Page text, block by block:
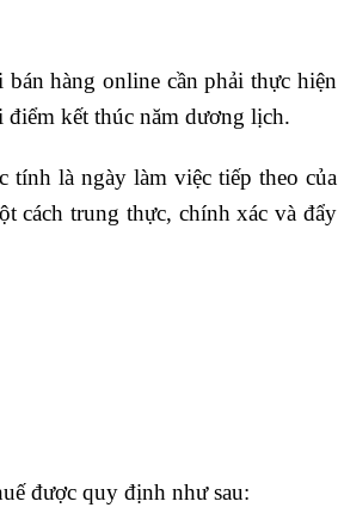
hàng online cần phải thực hiện
kết thúc năm dương lịch.
tính là ngày làm việc tiếp theo của
cách trung thực, chính xác và đẩy
được quy định như sau: